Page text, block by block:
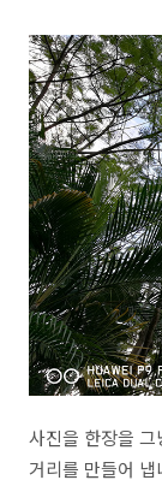
사진을 한장을
거리를 만들어